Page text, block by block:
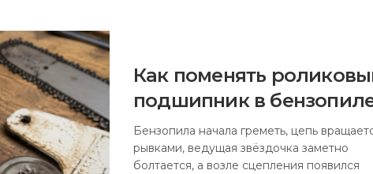
Как поменять
подшипник в
Бензопила начала греметь, цепь
рывками, ведущая звёздочка заметно
болтается, а возле сцепления появился